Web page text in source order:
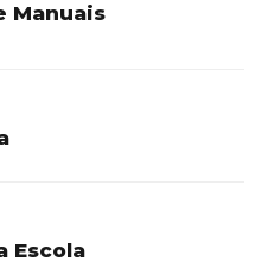
Manuais
Escola